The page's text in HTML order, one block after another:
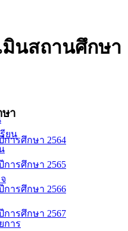
ยน
การ
มินสถานศึกษา
ษา
ารศึกษา 2564
ารศึกษา 2565
ารศึกษา 2566
ารศึกษา 2567